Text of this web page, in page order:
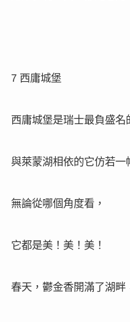
7 西庸城堡
西庸城堡是瑞士最負盛名
與萊蒙湖相依的它仿若一
無論從哪個角度看，
它都是美！美！美！
春天，鬱金香開滿了湖畔